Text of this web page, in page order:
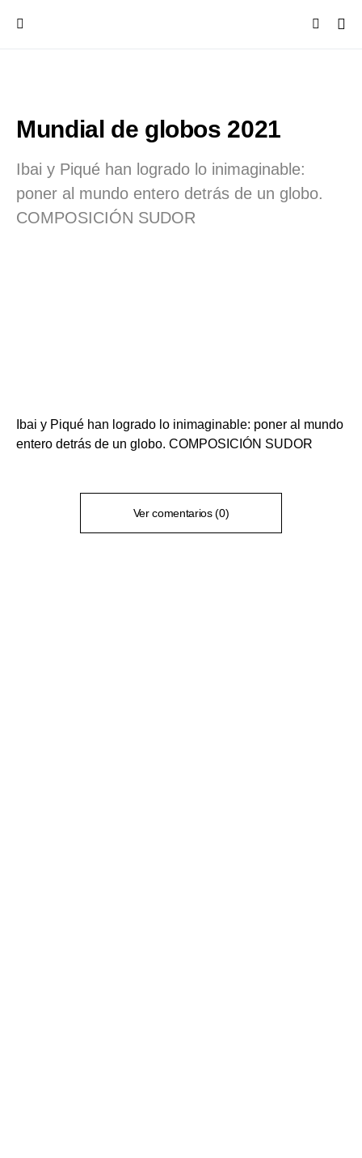
Mundial de globos 2021
Ibai y Piqué han logrado lo inimaginable:
poner al mundo entero detrás de un globo.
COMPOSICIÓN SUDOR
Ibai y Piqué han logrado lo inimaginable: poner al mundo
entero detrás de un globo. COMPOSICIÓN SUDOR
Ver comentarios (0)